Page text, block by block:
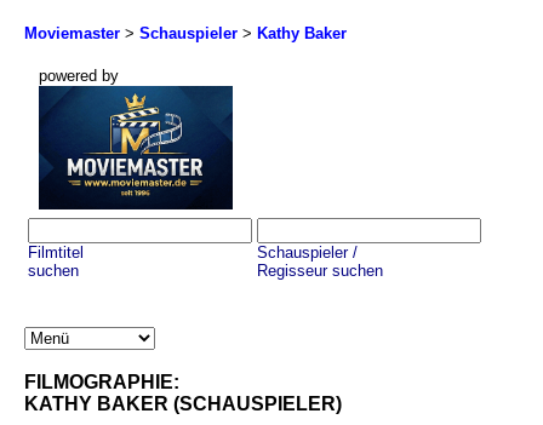
Moviemaster > Schauspieler > Kathy Baker
powered by
Filmtitel
suchen
Schauspieler /
Regisseur suchen
FILMOGRAPHIE:
KATHY BAKER (SCHAUSPIELER)